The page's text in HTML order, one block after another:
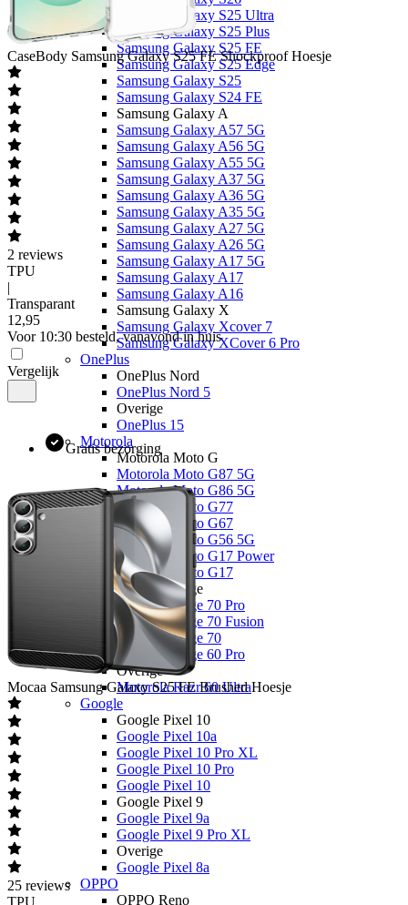
Samsung Galaxy S25 Ultra
Samsung Galaxy S25 Plus
Samsung Galaxy S25 FE
Samsung Galaxy S25 Edge
Samsung Galaxy S25
Samsung Galaxy S24 FE
Samsung Galaxy A
Samsung Galaxy A57 5G
Samsung Galaxy A56 5G
Samsung Galaxy A55 5G
Samsung Galaxy A37 5G
Samsung Galaxy A36 5G
Samsung Galaxy A35 5G
Samsung Galaxy A27 5G
Samsung Galaxy A26 5G
Samsung Galaxy A17 5G
Samsung Galaxy A17
Samsung Galaxy A16
Samsung Galaxy X
Samsung Galaxy Xcover 7
Samsung Galaxy XCover 6 Pro
OnePlus
OnePlus Nord
OnePlus Nord 5
Overige
OnePlus 15
Motorola
Motorola Moto G
Motorola Moto G87 5G
Motorola Moto G86 5G
Motorola Moto G77
Motorola Moto G67
Motorola Moto G56 5G
Motorola Moto G17 Power
Motorola Moto G17
Motorola Edge
Motorola Edge 70 Pro
Motorola Edge 70 Fusion
Motorola Edge 70
Motorola Edge 60 Pro
Overige
Motorola Razr 60 Ultra
Google
Google Pixel 10
Google Pixel 10a
Google Pixel 10 Pro XL
Google Pixel 10 Pro
Google Pixel 10
Google Pixel 9
Google Pixel 9a
Google Pixel 9 Pro XL
Overige
Google Pixel 8a
OPPO
OPPO Reno
CaseBody Samsung Galaxy S25 FE Shockproof Hoesje
2 reviews
TPU
|
Transparant
12,95
Voor 10:30 besteld, vanavond in huis
Vergelijk
Gratis bezorging
Mocaa Samsung Galaxy S25 FE Brushed Hoesje
25 reviews
TPU